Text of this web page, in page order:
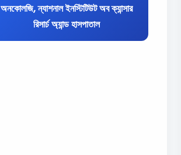
অনকোলজি, ন্যাশনাল ইনস্টিটিউট অব ক্যান্সার
রিসার্চ অ্যান্ড হাসপাতাল